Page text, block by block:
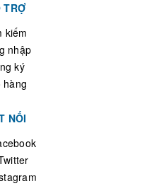
TRỢ
kiếm
nhập
ký
hàng
NỐI